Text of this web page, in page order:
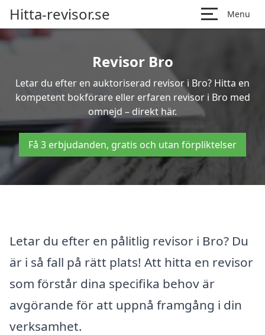
Hitta-revisor.se Menu
Revisor Bro
Letar du efter en auktoriserad revisor i Bro? Hitta en
kompetent bokförare eller erfaren revisor i Bro med
omnejd – direkt här.
Få 3 erbjudanden, gratis och utan förpliktelser
Letar du efter en pålitlig revisor i Bro? Du
är i så fall på rätt plats! Att hitta en revisor
som förstår dina specifika behov är
avgörande för att uppnå framgång i din
verksamhet.